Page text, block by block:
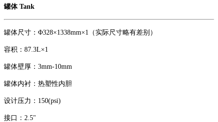
罐体 Tank
罐体尺寸：Φ328×1338mm×1（实际尺寸略有差别）
容积：87.3L×1
罐体壁厚：3mm-10mm
罐体内衬：热塑性内胆
设计压力：150(psi)
接口：2.5"